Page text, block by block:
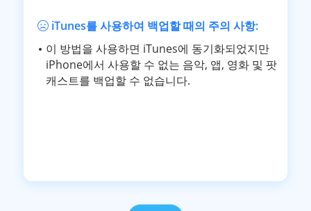
iTunes를 사용하여 백업할 때의 주의 사항:
이 방법을 사용하면 iTunes에 동기화되었지만
iPhone에서 사용할 수 없는 음악, 앱, 영화 및 팟
캐스트를 백업할 수 없습니다.